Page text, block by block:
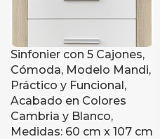
Sinfonier con 5 Cajones,
Cómoda, Modelo Mandi,
Práctico y Funcional,
Acabado en Colores
Cambria y Blanco,
Medidas: 60 cm x 107 cm